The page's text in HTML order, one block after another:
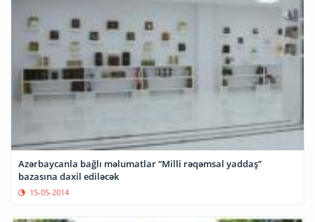
Azərbaycanla bağlı məlumatlar “Milli rəqəmsal yaddaş”
bazasına daxil ediləcək
15-05-2014